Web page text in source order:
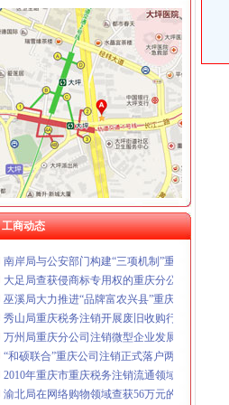
重庆卿倾商贸有限责任公司 渝江100万 （工商注
重庆国洪体育设施有限公司
重庆星竣贸易有限责任公司 渝中100万 （进出
重庆海谛升进出口贸易有限公司 渝北100万 （进
重庆奕欣锦诚商贸有限公司 渝九50万 （工商注
重庆信同广告有限公司 渝沙50万 （工商注册）
重庆三虹房地产营销策划有限公司
重庆宝鹰汽车销售有限公司
工商动态
工商动态
我市重庆分公司注销出台在校大创办微型企业相
市重庆代办公司局副巡视员高印平率队到南川
江津局重庆税务注销以四个注重为抓手大力发展
渝中区工商分局采取措施加“端午节”重庆分公
荣昌县县委书记陈杰对荣昌局重庆代办公司工
市重庆税务注销工商局与市检察院共同研究加
酉县委组织部部长陶于祥到酉工商局重庆公司
市重庆分公司注销局全面推行基层工商所纪检监
南川局重庆公司注销大力提高电子商务巡查效率
南岸局与公安部门构建“三项机制”重庆分公司
大足局查获侵商标专用权的重庆分公司注销“九”
巫溪局大力推进“品牌富农兴县”重庆税务注销战
秀山局重庆税务注销开展废旧收购行业专项整
万州局重庆分公司注销微型企业发展和12315
“和硕联合”重庆公司注销正式落户两江新区
2010年重庆市重庆税务注销流通领域激光视盘
渝北局在网络购物领域查获56万元的重庆公司
奉节局推行“十个一”重庆分公司注销确保果农用